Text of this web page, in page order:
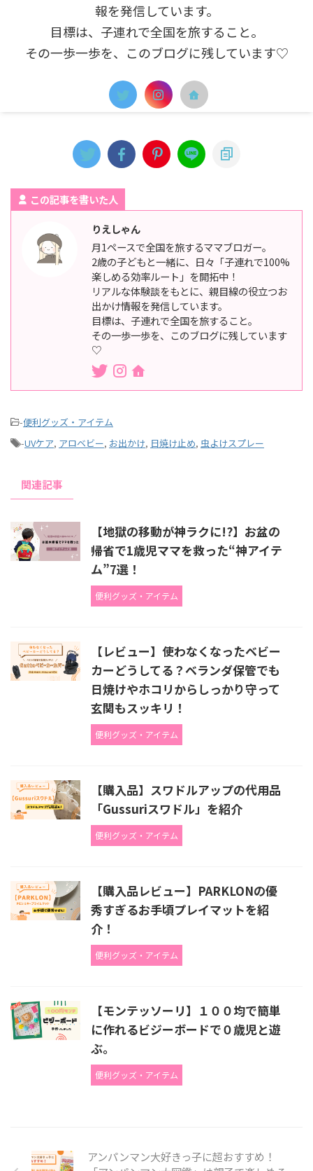
報を発信しています。
目標は、子連れで全国を旅すること。
その一歩一歩を、このブログに残しています♡
この記事を書いた人
りえしゃん
月1ペースで全国を旅するママブロガー。
2歳の子どもと一緒に、日々「子連れで100%
楽しめる効率ルート」を開拓中！
リアルな体験談をもとに、親目線の役立つお
出かけ情報を発信しています。
目標は、子連れで全国を旅すること。
その一歩一歩を、このブログに残しています
♡
-便利グッズ・アイテム
-UVケア, アロベビー, お出かけ, 日焼け止め, 虫よけスプレー
関連記事
【地獄の移動が神ラクに!?】お盆の
帰省で1歳児ママを救った“神アイテ
ム”7選！
便利グッズ・アイテム
【レビュー】使わなくなったベビー
カーどうしてる？ベランダ保管でも
日焼けやホコリからしっかり守って
玄関もスッキリ！
便利グッズ・アイテム
【購入品】スワドルアップの代用品
「Gussuriスワドル」を紹介
便利グッズ・アイテム
【購入品レビュー】PARKLONの優
秀すぎるお手頃プレイマットを紹
介！
便利グッズ・アイテム
【モンテッソーリ】１００均で簡単
に作れるビジーボードで０歳児と遊
ぶ。
便利グッズ・アイテム
アンパンマン大好きっ子に超おすすめ！